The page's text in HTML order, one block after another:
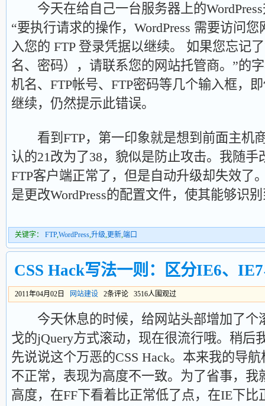
今天在给自己一台服务器上的WordPress
“要执行请求的操作，WordPress 需要访问
入您的 FTP 登录凭据以继续。 如果您忘记
名、密码），请联系您的网站托管商。”的
机名、FTP帐号、FTP密码等几个输入框，
继续，仍然提示此错误。
看到FTP，第一印象就是想到前面主机
认的21改为了38，貌似是防止攻击。我随手
FTP客户端正常了，但是自动升级却失效了
是更改WordPress的配置文件，使其能够识
关键字： FTP,WordPress,升级,更新,端口
CSS Hack写法一则：区分IE6、
2011年04月02日 网站建设 2条评论 3516人围观过
今天休息的时候，给网站头部增加了个
戈的jQuery方式滚动，现在很流行哦。稍后
先说说这个万恶的CSS Hack。本来我的导
不正常，表现为高度不一致。为了省事，我
高度，在FF下看着比正常低了点，在IE下